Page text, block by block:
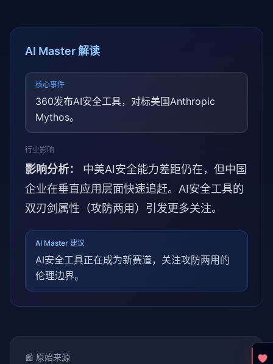
AI Master 解读
核心事件
360发布AI安全工具，对标美国Anthropic
Mythos。
行业影响
影响分析：
中美AI安全能力差距仍在，但中国
企业在垂直应用层面快速追赶。AI安全工具的
双刃剑属性（攻防两用）引发更多关注。
AI Master 建议
AI安全工具正在成为新赛道，关注攻防两用的
伦理边界。
📰 原始来源